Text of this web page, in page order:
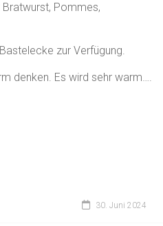
Pommes,
zur Verfügung.
denken. Es wird sehr warm….
30. Juni 2024